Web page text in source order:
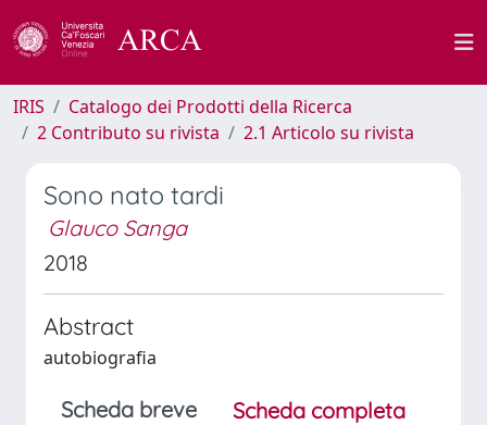
IRIS
Catalogo dei Prodotti della Ricerca
2 Contributo su rivista
2.1 Articolo su rivista
Sono nato tardi
Glauco Sanga
2018
Abstract
autobiografia
Scheda breve
Scheda completa